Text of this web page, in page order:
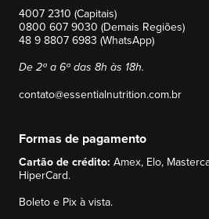
4007 2310 (Capitais)
0800 607 9030 (Demais Regiões)
48 9 8807 6983 (WhatsApp)
De 2ª a 6ª das 8h às 18h.
contato@essentialnutrition.com.br
Formas de pagamento
Cartão de crédito: Amex, Elo,
HiperCard.
Boleto e Pix à vista.